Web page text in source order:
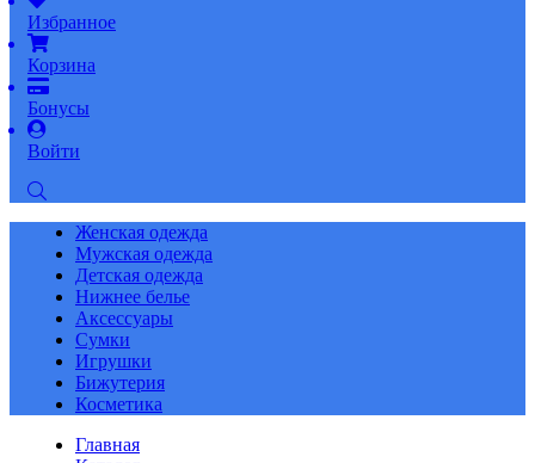
Избранное
Корзина
Бонусы
Войти
Женская одежда
Мужская одежда
Детская одежда
Нижнее белье
Аксессуары
Сумки
Игрушки
Бижутерия
Косметика
Главная